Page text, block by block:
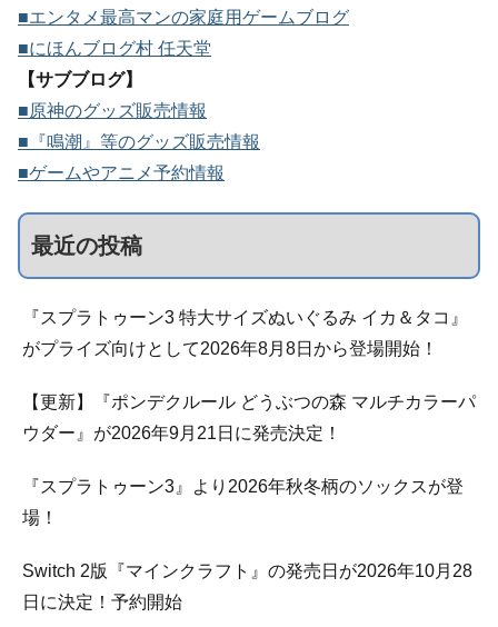
■エンタメ最高マンの家庭用ゲームブログ
■にほんブログ村 任天堂
【サブブログ】
■原神のグッズ販売情報
■『鳴潮』等のグッズ販売情報
■ゲームやアニメ予約情報
最近の投稿
『スプラトゥーン3 特大サイズぬいぐるみ イカ＆タコ』
がプライズ向けとして2026年8月8日から登場開始！
【更新】『ポンデクルール どうぶつの森 マルチカラーパ
ウダー』が2026年9月21日に発売決定！
『スプラトゥーン3』より2026年秋冬柄のソックスが登
場！
Switch 2版『マインクラフト』の発売日が2026年10月28
日に決定！予約開始